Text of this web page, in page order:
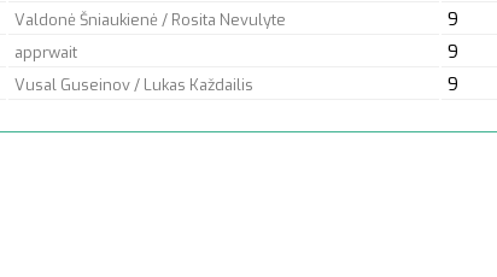
Valdonė Šniaukienė / Rosita Nevulyte 9
apprwait 9
Vusal Guseinov / Lukas Každailis 9